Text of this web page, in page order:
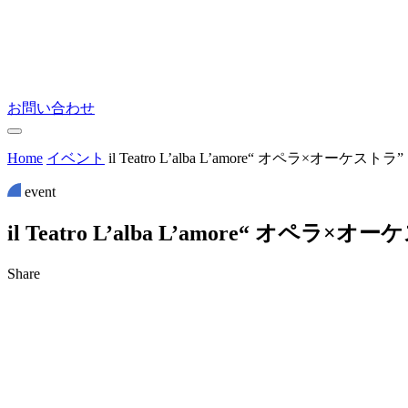
お問い合わせ
Home イベント il Teatro L’alba L’amore“ オペラ×オーケストラ”
event
il Teatro L’alba L’amore“ オペラ ×オーケ
Share